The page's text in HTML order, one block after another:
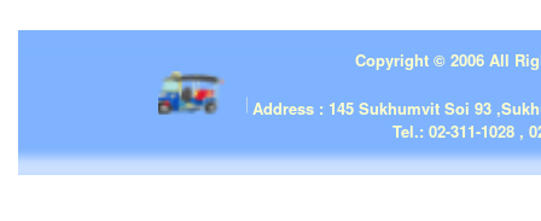
Copyright © 2006 All
| | |
Address : 145 Sukhumvit Soi 93
Tel.: 02-311-1028 ,